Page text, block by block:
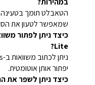
שמאפשר לטעון את
Lite?
יפתור אותן אוטומטית.
כיצד ניתן לשפר את